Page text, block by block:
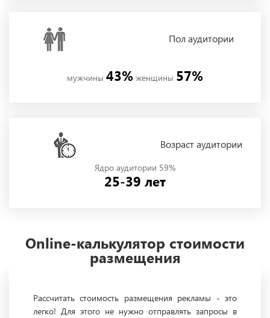
Полаудитории
мужчины 43% женщины 57%
Возраст аудитории
Ядро аудитории 59%
25-39 лет
Online-калькулятор стоимости
размещения
Рассчитать стоимость размещения рекламы - это
легко! Для этого не нужно отправлять запросы в